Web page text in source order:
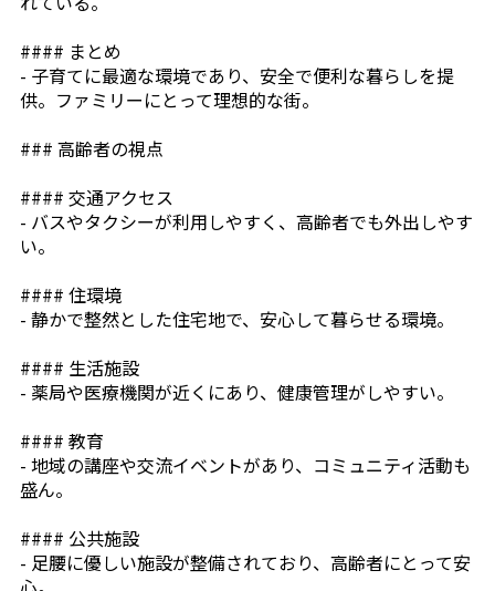
#### まとめ
- 子育てに最適な環境であり、安全で便利な暮らしを提
供。ファミリーにとって理想的な街。
### 高齢者の視点
#### 交通アクセス
- バスやタクシーが利用しやすく、高齢者でも外出しやす
い。
#### 住環境
- 静かで整然とした住宅地で、安心して暮らせる環境。
#### 生活施設
- 薬局や医療機関が近くにあり、健康管理がしやすい。
#### 教育
- 地域の講座や交流イベントがあり、コミュニティ活動も
盛ん。
#### 公共施設
- 足腰に優しい施設が整備されており、高齢者にとって安